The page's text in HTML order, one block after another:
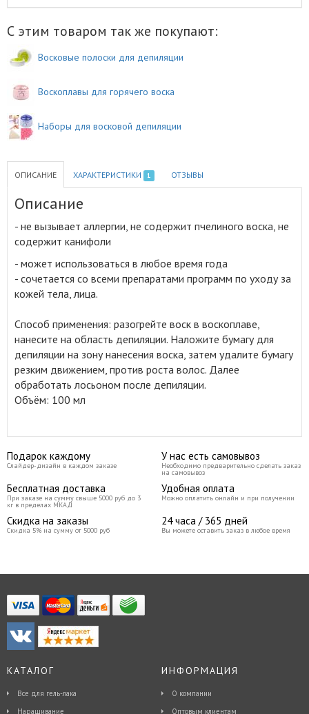
С этим товаром так же покупают:
Восковые полоски для депиляции
Воскоплавы для горячего воска
Наборы для восковой депиляции
ОПИСАНИЕ ХАРАКТЕРИСТИКИ 1 ОТЗЫВЫ
Описание
- не вызывает аллергии, не содержит пчелиного воска, не
содержит канифоли
- может использоваться в любое время года
- сочетается со всеми препаратами программ по уходу за
кожей тела, лица.
Способ применения: разогрейте воск в воскоплаве,
нанесите на область депиляции. Наложите бумагу для
депиляции на зону нанесения воска, затем удалите бумагу
резким движением, против роста волос. Далее
обработать лосьоном после депиляции.
Объём: 100 мл
Подарок каждому
Слайдер-дизайн в каждом заказе
У нас есть самовывоз
Необходимо предварительно сделать заказ
на самовывоз
Бесплатная доставка
При заказе на сумму свыше 5000 руб до 3
кг в пределах МКАД
Удобная оплата
Можно оплатить онлайн и при получении
Скидка на заказы
Скидка 5% на сумму от 5000 руб
24 часа / 365 дней
Вы можете оставить заказ в любое время
КАТАЛОГ
Все для гель-лака
Наращивание
ИНФОРМАЦИЯ
О компании
Оптовым клиентам